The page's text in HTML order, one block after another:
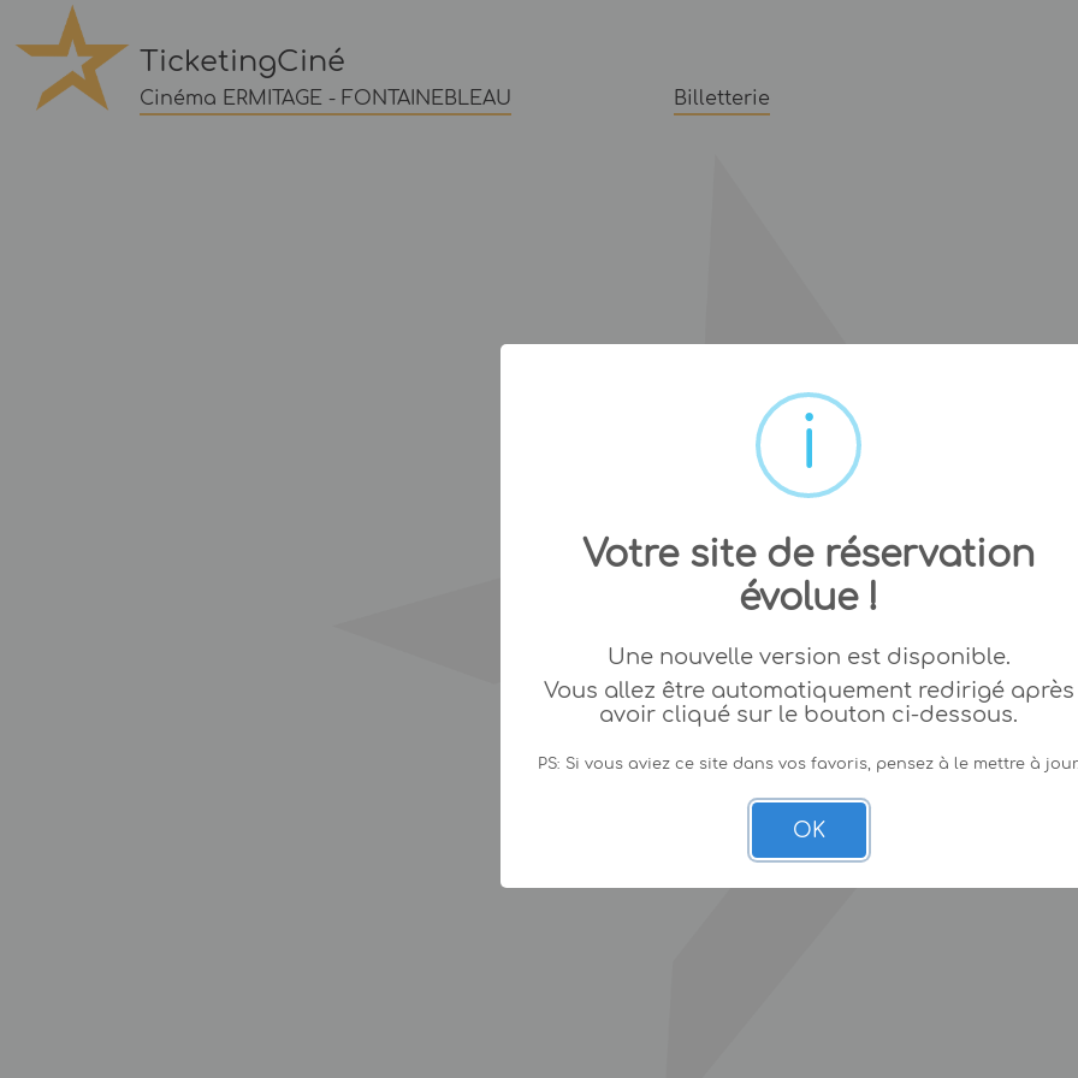
TicketingCiné
Cinéma ERMITAGE - FONTAINEBLEAU Billetterie
Votre site de réservation
évolue !
Une nouvelle version est disponible.
Vous allez être automatiquement redirigé après
avoir cliqué sur le bouton ci-dessous.
PS: Si vous aviez ce site dans vos favoris, pensez à le mettre à
OK